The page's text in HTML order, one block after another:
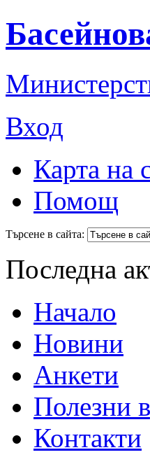
Вход
Карта на
Помощ
Търсене в сайта:
Последна
Начало
Новини
Анкети
Полезни
Контакти